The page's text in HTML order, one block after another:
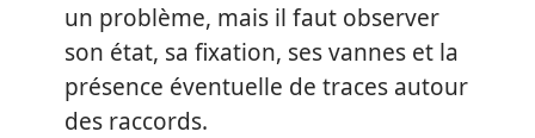
un problème, mais il faut observer
son état, sa fixation, ses vannes et la
présence éventuelle de traces autour
des raccords.